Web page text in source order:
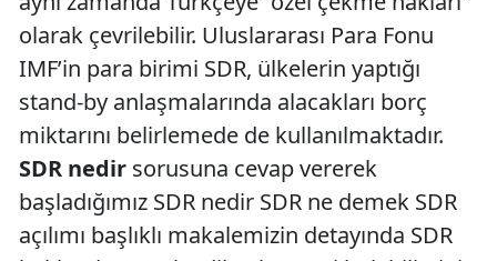
olarak çevrilebilir. Uluslararası Para Fonu
IMF’in para birimi SDR, ülkelerin yaptığı
stand-by anlaşmalarında alacakları borç
miktarını belirlemede de kullanılmaktadır.
SDR nedir sorusuna cevap vererek
başladığımız SDR nedir SDR ne demek SDR
açılımı başlıklı makalemizin detayında SDR